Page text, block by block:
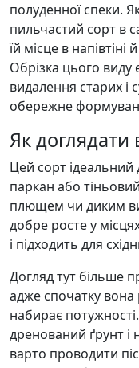
полуденної спеки.
пильчастий сорт в
їй місце в напівтіні
Обрізка цього виду
видалення старих і
обережне
Як доглядати
Цей сорт ідеальний
паркан або
плющем чи диким
добре росте у
і підходить для
Догляд тут більше
адже спочатку вона
набирає
дренований ґрунт і
варто проводити